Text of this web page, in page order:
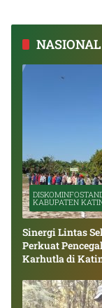
NASIONAL
KABUPATEN
Sinergi Lintas
Perkuat
Karhutla di